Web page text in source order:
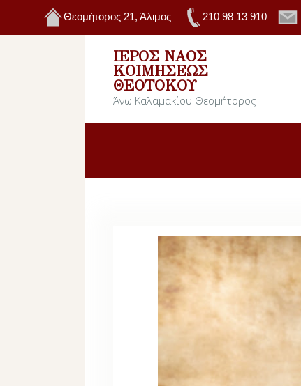
Θεομήτορος 21, Άλιμος 210 98 13 910
ΙΕΡΌΣ ΝΑΌΣ
ΚΟΙΜΉΣΕΩΣ
ΘΕΟΤΌΚΟΥ
Άνω Καλαμακίου Θεομήτορος